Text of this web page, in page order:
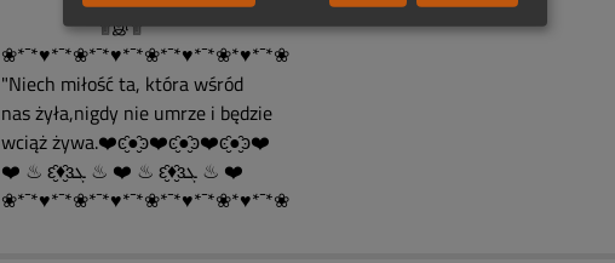
۩இ۩
❀*¯*♥*¯*❀*¯*♥*¯*❀*¯*♥*¯*❀*♥*¯*❀
"Niech miłość ta, która wśród
nas żyła,nigdy nie umrze i będzie
wciąż żywa.❤️ͼ̮̑●̮̑ͽ❤️ͼ̮̑●̮̑ͽ❤️ͼ̮̑●̮̑ͽ❤️
❤️ ♨ ԑ̮̑♦̮̑ɜܓ ♨ ❤️ ♨ ԑ̮̑♦̮̑ɜܓ ♨ ❤️
❀*¯*♥*¯*❀*¯*♥*¯*❀*¯*♥*¯*❀*♥*¯*❀